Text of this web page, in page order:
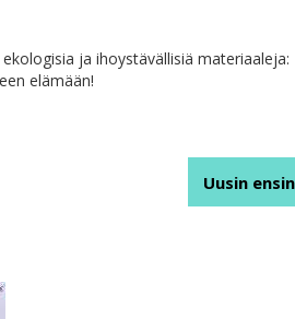
ja ihoystävällisiä materiaaleja:
elämään!